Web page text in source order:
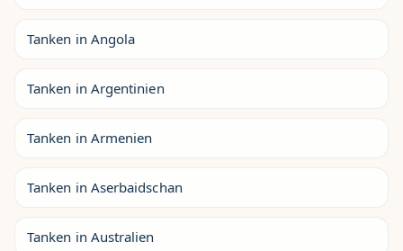
Tanken in Angola
Tanken in Argentinien
Tanken in Armenien
Tanken in Aserbaidschan
Tanken in Australien